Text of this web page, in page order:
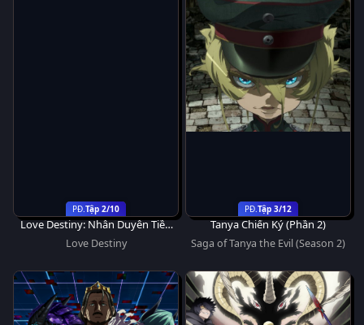
Tập 2/10
Love Destiny: Nhân Duyên Tiền
Định
Love Destiny
Tập 3/12
Tanya Chiến Ký (Phần 2)
Saga of Tanya the Evil (Season 2)